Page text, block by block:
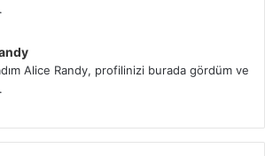
Alice Randy, profilinizi burada gördüm ve